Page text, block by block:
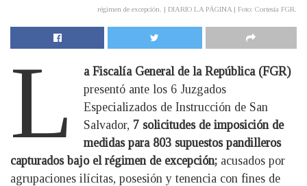
régimen de excepción. | DIARIO LA PÁGINA | Foto: Cortesía FGR.
L
a Fiscalía General de la República (FGR)
presentó ante los 6 Juzgados
Especializados de Instrucción de San
Salvador, 7 solicitudes de imposición de
medidas para 803 supuestos pandilleros
capturados bajo el régimen de excepción; acusados por
agrupaciones ilícitas, posesión y tenencia con fines de